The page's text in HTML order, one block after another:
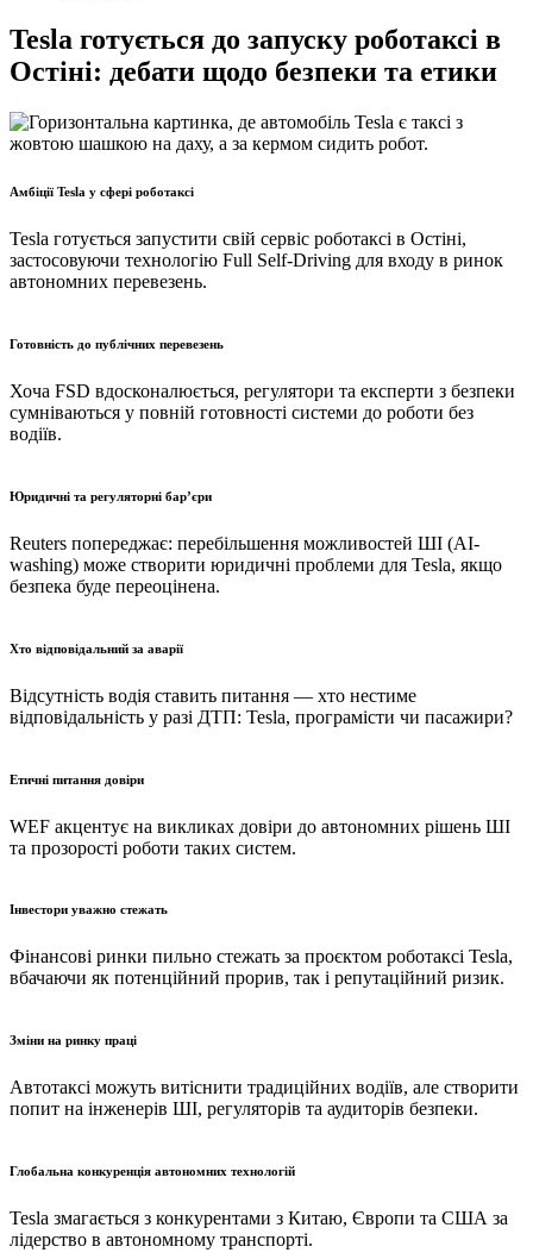
Tesla готується до запуску роботаксі в
Остіні: дебати щодо безпеки та етики
Амбіції Tesla у сфері роботаксі
Tesla готується запустити свій сервіс роботаксі в Остіні,
застосовуючи технологію Full Self-Driving для входу в ринок
автономних перевезень.
Готовність до публічних перевезень
Хоча FSD вдосконалюється, регулятори та експерти з безпеки
сумніваються у повній готовності системи до роботи без
водіїв.
Юридичні та регуляторні бар’єри
Reuters попереджає: перебільшення можливостей ШІ (AI-
washing) може створити юридичні проблеми для Tesla, якщо
безпека буде переоцінена.
Хто відповідальний за аварії
Відсутність водія ставить питання — хто нестиме
відповідальність у разі ДТП: Tesla, програмісти чи пасажири?
Етичні питання довіри
WEF акцентує на викликах довіри до автономних рішень ШІ
та прозорості роботи таких систем.
Інвестори уважно стежать
Фінансові ринки пильно стежать за проєктом роботаксі Tesla,
вбачаючи як потенційний прорив, так і репутаційний ризик.
Зміни на ринку праці
Автотаксі можуть витіснити традиційних водіїв, але створити
попит на інженерів ШІ, регуляторів та аудиторів безпеки.
Глобальна конкуренція автономних технологій
Tesla змагається з конкурентами з Китаю, Європи та США за
лідерство в автономному транспорті.